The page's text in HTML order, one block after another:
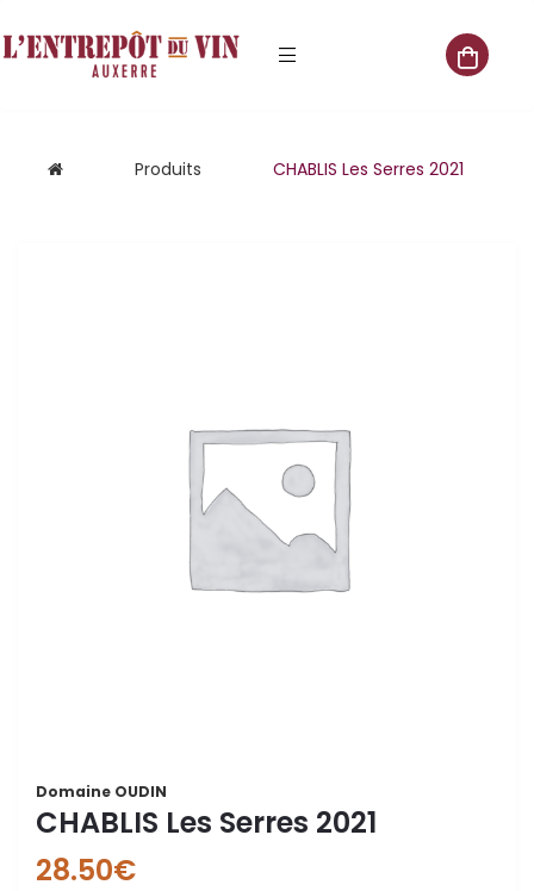
Produits CHABLIS Les Serres 2021
Domaine OUDIN
CHABLIS Les Serres 2021
28.50€